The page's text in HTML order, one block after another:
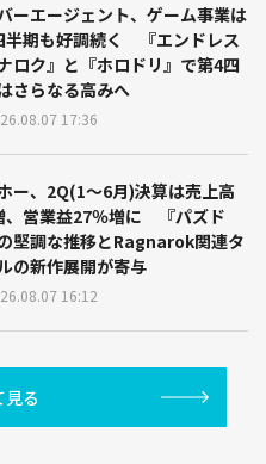
ーエージェント、ゲーム事業は
半期も好調続く 『エンドレス
ロク』と『ホロドリ』で第4四
さらなる高みへ
17:36
ー、2Q(1～6月)決算は売上高
、営業益27％増に 『パズド
堅調な推移とRagnarok関連タ
の新作展開が寄与
16:12
見る